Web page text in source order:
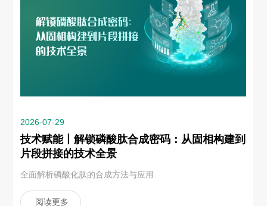
2026-07-29
技术赋能丨解锁磷酸肽合成密码：从固相构建到
片段拼接的技术全景
全面解析磷酸化肽的合成方法与应用
阅读更多